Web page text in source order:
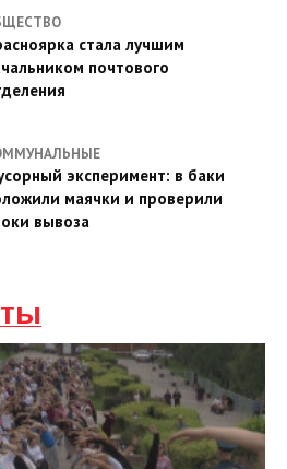
стала лучшим
почтового
эксперимент: в баки
маячки и проверили
вывоза